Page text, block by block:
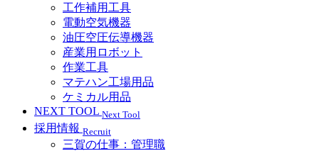
工作補用工具
電動空気機器
油圧空圧伝導機器
産業用ロボット
作業工具
マテハン工場用品
ケミカル用品
NEXT TOOL Next Tool
採用情報 Recruit
三賀の仕事：管理職